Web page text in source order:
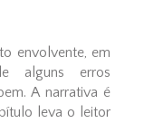
envolvente, em
alguns erros
A narrativa é
leva o leitor